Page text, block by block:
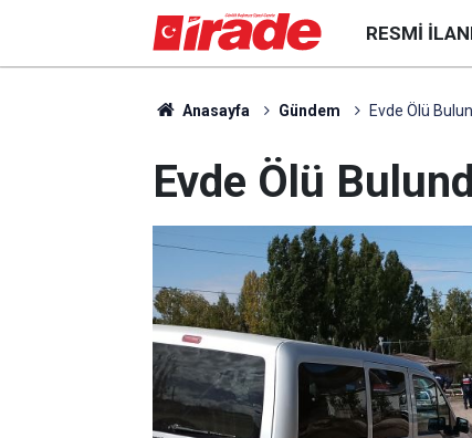
RESMI
Anasayfa Gündem Evde Ölü
Evde Ölü